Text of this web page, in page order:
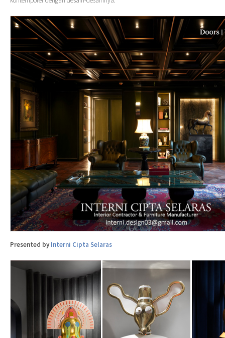
Presented by Interni Cipta Selaras